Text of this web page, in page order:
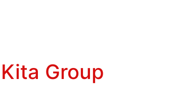
Group